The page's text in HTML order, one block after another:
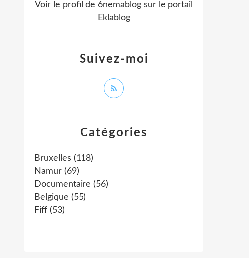
Catégories
Bruxelles (118)
Namur (69)
Documentaire (56)
Belgique (55)
Fiff (53)
Suivez-moi
Voir le profil de 6nemablog sur le portail
Eklablog